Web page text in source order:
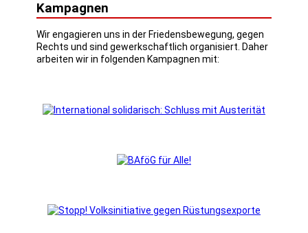
Kampagnen
Wir engagieren uns in der Friedensbewegung, gegen
Rechts und sind gewerkschaftlich organisiert. Daher
arbeiten wir in folgenden Kampagnen mit: